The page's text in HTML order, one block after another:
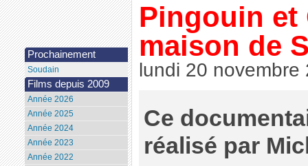
Pingouin et
maison de
lundi 20 novembre
Ce
réalisé par
Prochainement
Soudain
Films depuis 2009
Année 2026
Année 2025
Année 2024
Année 2023
Année 2022